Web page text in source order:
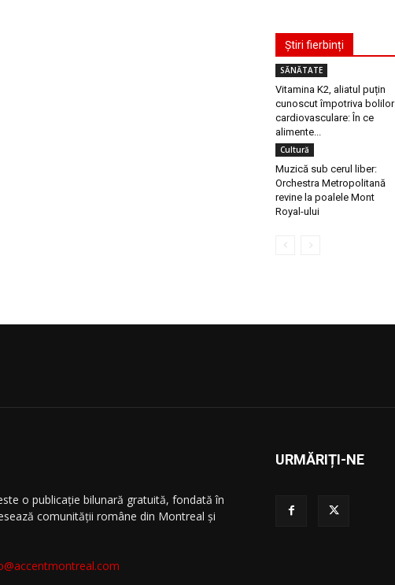
Știri fierbinți
SĂNĂTATE
Vitamina K2, aliatul puțin
cunoscut împotriva bolilor
cardiovasculare: În ce
alimente...
Cultură
Muzică sub cerul liber:
Orchestra Metropolitană
revine la poalele Mont
Royal-ului
o publicație bilunară gratuită, fondată în
comunităţii române din Montreal şi
URMĂRIȚI-NE